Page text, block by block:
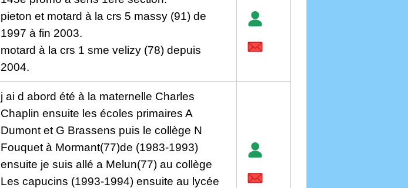
pieton et motard à la crs 5 massy (91) de
1997 à fin 2003.
motard à la crs 1 sme velizy (78) depuis
2004.
j ai d abord été à la maternelle Charles
Chaplin ensuite les écoles primaires A
Dumont et G Brassens puis le collège N
Fouquet à Mormant(77)de (1983-1993)
ensuite je suis allé a Melun(77) au collège
Les capucins (1993-1994) ensuite au lycée